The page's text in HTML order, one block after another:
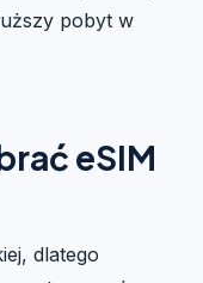
pobyt w
eSIM
dlatego